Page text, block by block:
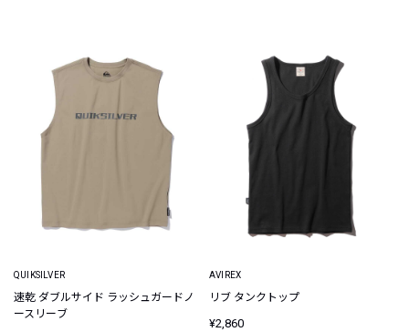
QUIKSILVER
速乾 ダブルサイド ラッシュガードノ
ースリーブ
AVIREX
リブ タンクトップ
¥2,860